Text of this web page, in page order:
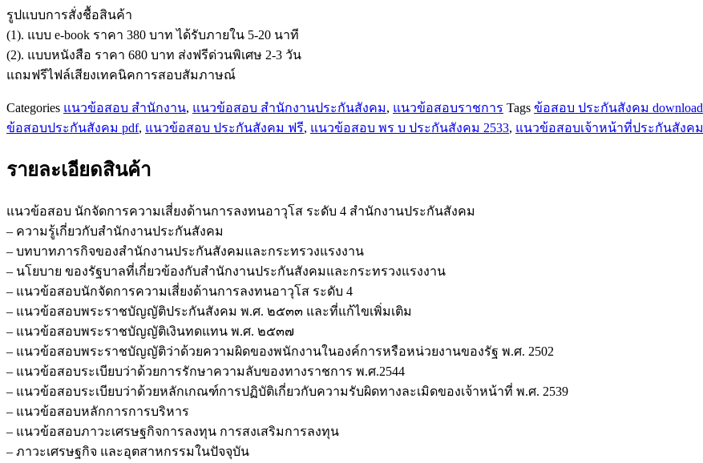
การ
ลง
ทน
อาวุโส
4
สำนักงาน
สังคม
รูปแบบการสั่งชื้อสินค้า
(1). แบบ e-book ราคา 380 บาท ได้รับภายใน 5-20 นาที
(2). แบบหนังสือ ราคา 680 บาท ส่งฟรีด่วนพิเศษ 2-3 วัน
แถมฟรีไฟล์เสียงเทคนิคการสอบสัมภาษณ์
Categories แนวข้อสอบ สำนักงาน, แนวข้อสอบ สำนักงานประกันสังคม, แนวข้อสอบราชการ Tags ข้อสอบ ประกันสังคม download
ข้อสอบประกันสังคม pdf, แนวข้อสอบ ประกันสังคม ฟรี, แนวข้อสอบ พร บ ประกันสังคม 2533, แนวข้อสอบเจ้าหน้าที่ประกันสังคม
รายละเอียดสินค้า
แนวข้อสอบ นักจัดการความเสี่ยงด้านการลงทนอาวุโส ระดับ 4 สำนักงานประกันสังคม
– ความรู้เกี่ยวกับสำนักงานประกันสังคม
– บทบาทภารกิจของสำนักงานประกันสังคมและกระทรวงแรงงาน
– นโยบาย ของรัฐบาลที่เกี่ยวข้องกับสำนักงานประกันสังคมและกระทรวงแรงงาน
– แนวข้อสอบนักจัดการความเสี่ยงด้านการลงทนอาวุโส ระดับ 4
– แนวข้อสอบพระราชบัญญัติประกันสังคม พ.ศ. ๒๕๓๓ และที่แก้ไขเพิ่มเติม
– แนวข้อสอบพระราชบัญญัติเงินทดแทน พ.ศ. ๒๕๓๗
– แนวข้อสอบพระราชบัญญัติว่าด้วยความผิดของพนักงานในองค์การหรือหน่วยงานของรัฐ พ.ศ. 2502
– แนวข้อสอบระเบียบว่าด้วยการรักษาความลับของทางราชการ พ.ศ.2544
– แนวข้อสอบระเบียบว่าด้วยหลักเกณฑ์การปฏิบัติเกี่ยวกับความรับผิดทางละเมิดของเจ้าหน้าที่ พ.ศ. 2539
– แนวข้อสอบหลักการการบริหาร
– แนวข้อสอบภาวะเศรษฐกิจการลงทุน การสงเสริมการลงทุน
– ภาวะเศรษฐกิจ และอุตสาหกรรมในปัจจุบัน